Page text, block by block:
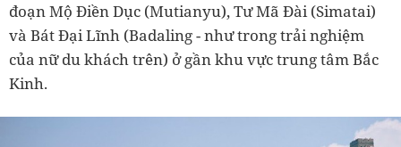
đoạn Mộ Điền Dục (Mutianyu), Tư Mã Đài (Simatai)
và Bát Đại Lĩnh (Badaling - như trong trải nghiệm
của nữ du khách trên) ở gần khu vực trung tâm Bắc
Kinh.